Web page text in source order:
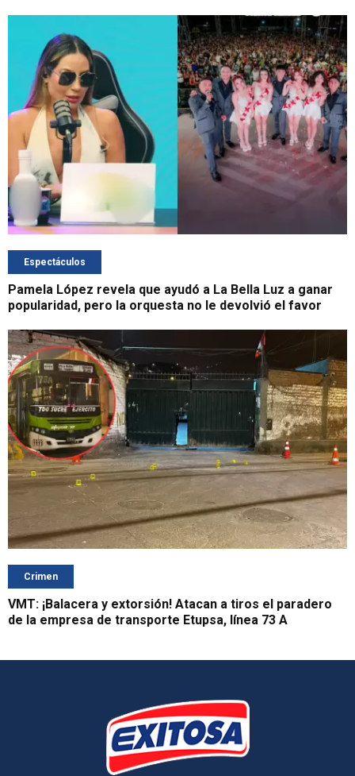
Espectáculos
Pamela López revela que ayudó a La Bella Luz a ganar
popularidad, pero la orquesta no le devolvió el favor
Crimen
VMT: ¡Balacera y extorsión! Atacan a tiros el paradero
de la empresa de transporte Etupsa, línea 73 A